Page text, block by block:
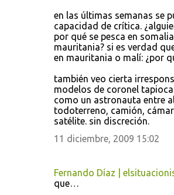
en las últimas semanas se
capacidad de crítica.
por qué se pesca en
mauritania? si es verdad
en mauritania o malí: ¿por
también veo cierta
modelos de coronel
como un astronauta entre
todoterreno, camión,
satélite. sin discreción.
11 diciembre, 2009 15:02
Fernando Díaz |
que…